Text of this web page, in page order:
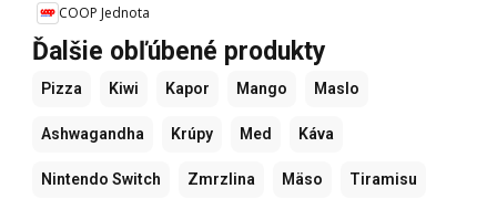
COOP Jednota
Ďalšie obľúbené produkty
Pizza Kiwi Kapor Mango Maslo
Ashwagandha Krúpy Med Káva
Nintendo Switch Zmrzlina Mäso Tiramisu